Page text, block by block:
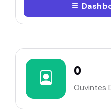
0
Ouvintes